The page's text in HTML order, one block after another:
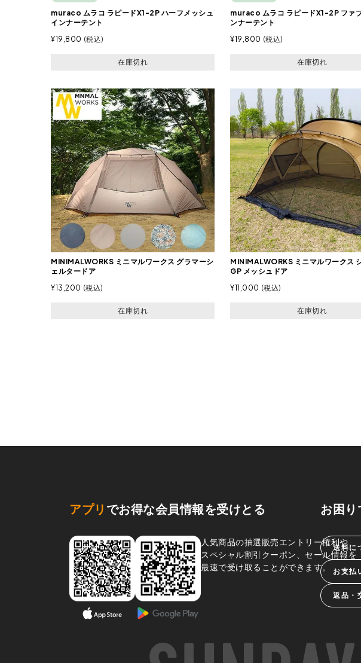
muraco ムラコ ラピードX1-2P ハーフメッシュ
インナーテント
¥19,800 税込
在庫切れ
muraco ムラコ ラピードX1-2P ファ
ンナーテント
¥19,800 税込
在庫切れ
MINIMALWORKS ミニマルワークス グラマーシ
ェルタードア
¥13,200 税込
在庫切れ
MINIMALWORKS ミニマルワークス
GP メッシュドア
¥11,000 税込
在庫切れ
アプリ でお得な会員情報を受けとる
人気商品の抽選販売エントリー権利や、
スペシャル割引クーポン、セール情報を
最速で受け取ることができます。
お困り
送料に
お支払
返品・